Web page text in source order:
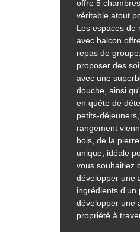
offre 5
véritable atout
Les espaces de
avec balcon
repas de
proposer des
avec une
douche, ainsi
en quête de
petits-
rangement
bois, de la
unique, idéale
vous souhaitiez
développer une
ingrédients d'un
développer une
propriété à